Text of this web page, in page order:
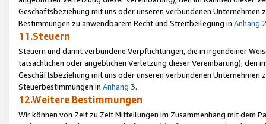
Geschäftsbeziehung mit uns oder unseren verbundenen
Bestimmungen zu anwendbarem Recht und Streitbeilegung in Anhang 2
11.Steuern
Steuern und damit verbundene Verpflichtungen, die in irgendeiner
tatsächlichen oder angeblichen Verletzung dieser Vereinbarung), den
Geschäftsbeziehung mit uns oder unseren verbundenen
Steuerbestimmungen in Anhang 3.
12.Weitere Bestimmungen
Wir können von Zeit zu Zeit Mitteilungen im Zusammenhang mit dem